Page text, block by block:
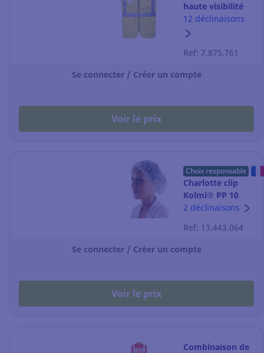
haute visibilité
Portwest Berlin
S476 - jaune fluo
12 déclinaisons
Ref: 7.875.761
Se connecter / Créer un compte
Voir le prix
Choix responsable
Charlotte clip
Kolmi® PP 10
g/m2 - taille
- par 300
2 déclinaisons
Ref: 13.443.064
Se connecter / Créer un compte
Voir le prix
Combinaison de